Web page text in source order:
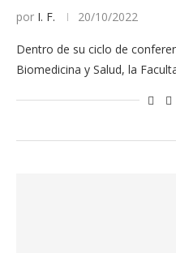
por I. F. 20/10/2022
Dentro de su ciclo de
Biomedicina y Salud, la